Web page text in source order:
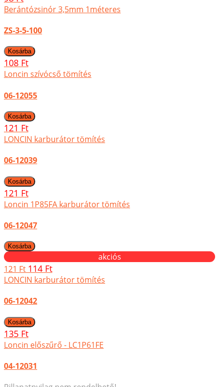
Berántózsinór 3,5mm 1méteres
ZS-3-5-100
108 Ft
Loncin szívócső tömítés
06-12055
121 Ft
LONCIN karburátor tömítés
06-12039
121 Ft
Loncin 1P85FA karburátor tömítés
06-12047
akciós
121 Ft 114 Ft
LONCIN karburátor tömítés
06-12042
135 Ft
Loncin előszűrő - LC1P61FE
04-12031